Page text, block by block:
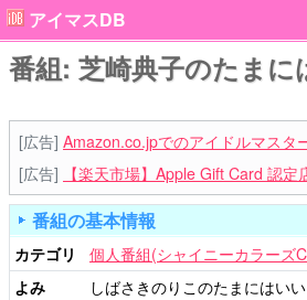
アイマスDB
番組: 芝崎典子のたまに
[広告] Amazon.co.jpでのアイドルマスタ
[広告]
【楽天市場】Apple Gift Card 認定
番組の基本情報
カテゴリ
個人番組(シャイニーカラーズ
よみ
しばさきのりこのたまにはい